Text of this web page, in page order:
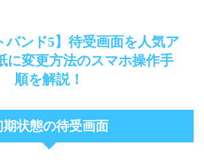
バンド5】待受画面を人気ア
に変更方法のスマホ操作手
順を解説！
期状態の待受画面